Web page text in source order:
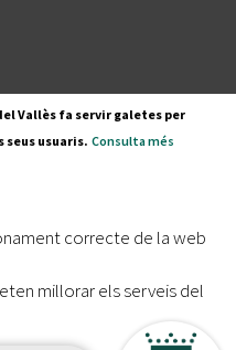
dades
Vallès fa servir galetes per
usuaris. Consulta més
correcte de la web
millorar els serveis del